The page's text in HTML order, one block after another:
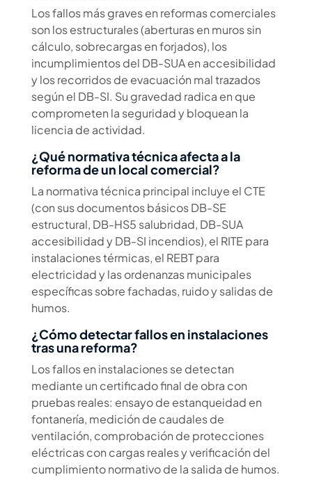
Los fallos más graves en reformas comerciales
son los estructurales (aberturas en muros sin
cálculo, sobrecargas en forjados), los
incumplimientos del DB-SUA en accesibilidad
y los recorridos de evacuación mal trazados
según el DB-SI. Su gravedad radica en que
comprometen la seguridad y bloquean la
licencia de actividad.
¿Qué normativa técnica afecta a la
reforma de un local comercial?
La normativa técnica principal incluye el CTE
(con sus documentos básicos DB-SE
estructural, DB-HS5 salubridad, DB-SUA
accesibilidad y DB-SI incendios), el RITE para
instalaciones térmicas, el REBT para
electricidad y las ordenanzas municipales
específicas sobre fachadas, ruido y salidas de
humos.
¿Cómo detectar fallos en instalaciones
tras una reforma?
Los fallos en instalaciones se detectan
mediante un certificado final de obra con
pruebas reales: ensayo de estanqueidad en
fontanería, medición de caudales de
ventilación, comprobación de protecciones
eléctricas con cargas reales y verificación del
cumplimiento normativo de la salida de humos.